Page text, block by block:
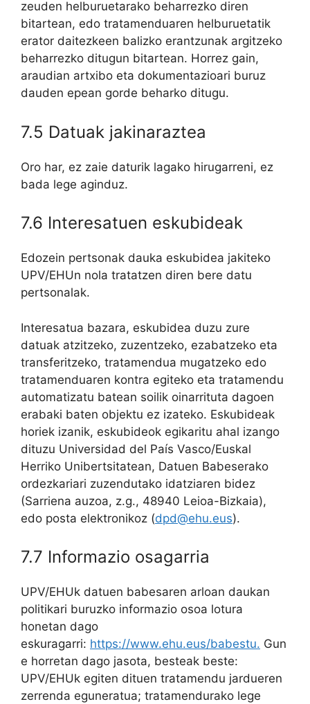
zeuden helburuetarako beharrezko diren
bitartean, edo tratamenduaren helburuetatik
erator daitezkeen balizko erantzunak argitzeko
beharrezko ditugun bitartean. Horrez gain,
araudian artxibo eta dokumentazioari buruz
dauden epean gorde beharko ditugu.
7.5 Datuak jakinaraztea
Oro har, ez zaie daturik lagako hirugarreni, ez
bada lege aginduz.
7.6 Interesatuen eskubideak
Edozein pertsonak dauka eskubidea jakiteko
UPV/EHUn nola tratatzen diren bere datu
pertsonalak.
Interesatua bazara, eskubidea duzu zure
datuak atzitzeko, zuzentzeko, ezabatzeko eta
transferitzeko, tratamendua mugatzeko edo
tratamenduaren kontra egiteko eta tratamendu
automatizatu batean soilik oinarrituta dagoen
erabaki baten objektu ez izateko. Eskubideak
horiek izanik, eskubideok egikaritu ahal izango
dituzu Universidad del País Vasco/Euskal
Herriko Unibertsitatean, Datuen Babeserako
ordezkariari zuzendutako idatziaren bidez
(Sarriena auzoa, z.g., 48940 Leioa-Bizkaia),
edo posta elektronikoz (dpd@ehu.eus).
7.7 Informazio osagarria
UPV/EHUk datuen babesaren arloan daukan
politikari buruzko informazio osoa lotura
honetan dago
eskuragarri: https://www.ehu.eus/babestu. Gun
e horretan dago jasota, besteak beste:
UPV/EHUk egiten dituen tratamendu jardueren
zerrenda eguneratua; tratamendurako lege